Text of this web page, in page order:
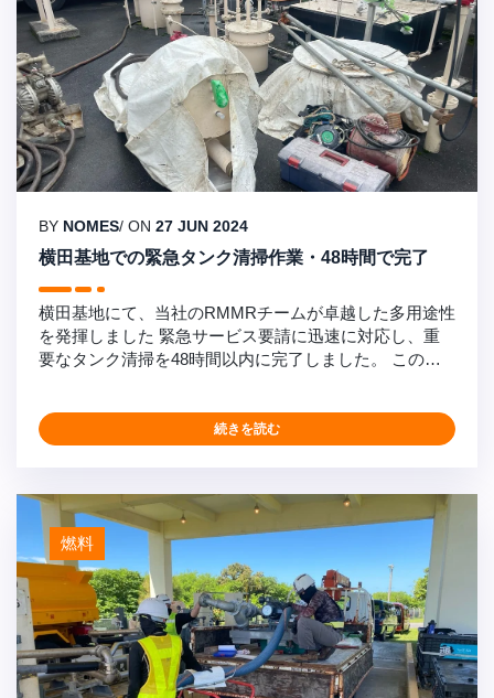
BY NOMES/ ON 27 JUN 2024
横田基地での緊急タンク清掃作業・48時間で完了
横田基地にて、当社のRMMRチームが卓越した多用途性
を発揮しました 緊急サービス要請に迅速に対応し、重
要なタンク清掃を48時間以内に完了しました。 この作
し、プライム請負業者および施設と調整して、タンクを
効率的に排水し、必要な承認を取得することで、迅速な
の中核専門分野であり、ディエゴガルシアから沖縄日
本、嘉手納、横田、三沢空軍基地などの主要拠点を含む
アジア太平洋地域全体で、RMMRインスペクションの主
要プロバイダーとなっています。 卓越性への取り組み
を持って、Nomescorp - 私たちはそれを実現します。
続きを読む
燃料